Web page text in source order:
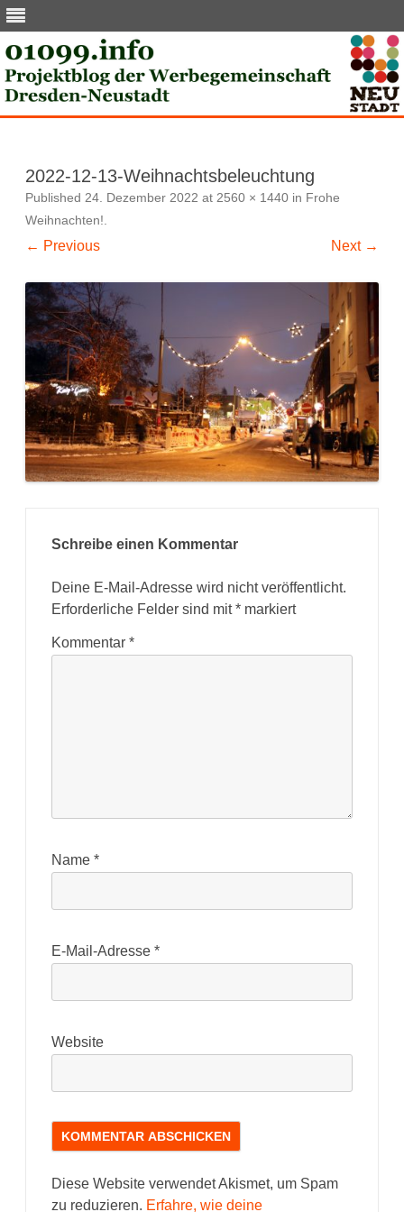
2022-12-13-Weihnachtsbeleuchtung
Published 24. Dezember 2022 at 2560 × 1440 in Frohe
Weihnachten!.
← Previous Next →
Schreibe einen Kommentar
Deine E-Mail-Adresse wird nicht veröffentlicht.
Erforderliche Felder sind mit* markiert
Kommentar *
Name *
E-Mail-Adresse *
Website
Diese Website verwendet Akismet, um Spam
zu reduzieren. Erfahre, wie deine